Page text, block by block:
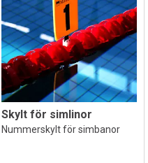
Skylt för simlinor
Nummerskylt för simbanor